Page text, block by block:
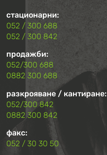
стационарни:
052 / 300 688
052 / 300 842
продажби:
052/300 688
0882 300 688
разкрояване / кантиране:
052/300 842
0882 300 842
факс:
052 / 30 30 50